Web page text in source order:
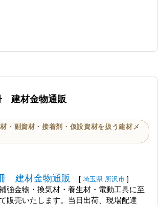
建材金物通販
・副資材・接着剤・仮設資材を扱う建材メ
建材金物通販 [ 埼玉県 所沢市 ]
強金物・換気材・養生材・電動工具に至
販売いたします。当日出荷、現場配達